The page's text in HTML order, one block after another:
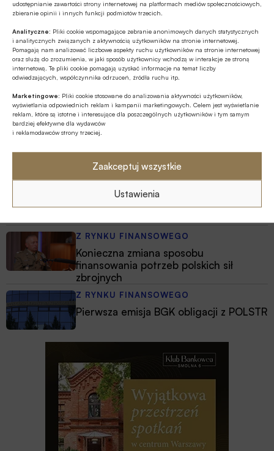
udostępnianie zawartości strony internetowej na platformach mediów społecznościowych,
zbieranie opinii i innych funkcji podmiotów trzecich.
Analityczne: Pliki cookie wspomagające zebranie anonimowych danych statystycznych
i analitycznych związanych z aktywnością użytkowników na stronie internetowej.
Pomagają nam analizować liczbowe aspekty ruchu użytkowników na stronie internetowej
oraz służą do zrozumienia, w jaki sposób użytkownicy wchodzą w interakcje ze stroną
internetową. Te pliki cookie pomagają uzyskać informacje na temat liczby
odwiedzających, współczynnika odrzuceń, źródła ruchu itp.
Marketingowe: Pliki cookie stosowane do analizowania aktywności użytkowników,
wyświetlania odpowiednich reklam i kampanii marketingowych. Celem jest wyświetlanie
reklam, które są istotne i interesujące dla poszczególnych użytkowników i tym samym
bardziej efektywne dla wydawców
i reklamodawców strony trzeciej.
Zaakceptuj wszystkie
Ustawienia
Z RYNKU FINANSOWEGO
Branża leasingowa o inwestycjach w
polskiej gospodarce, programie SAFE i
polityce dual use
GOSPODARKA
W lipcu ’26 wzrosła stopa bezrobocia w
GOSPODARKA
Efekt domina w gospodarce – firmy
Z RYNKU FINANSOWEGO
Bank of America wydaje ćwierć mld
dolarów na odchudzanie pracowników
Z RYNKU FINANSOWEGO
Konieczna zmiana sposobu
finansowania potrzeb polskich sił
zbrojnych
Z RYNKU FINANSOWEGO
Pierwsza emisja BGK obligacji z POLSTR